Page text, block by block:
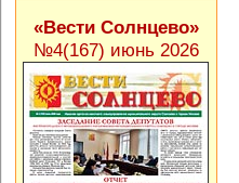
«Вести Солнцево»
№4(167) июнь 2026